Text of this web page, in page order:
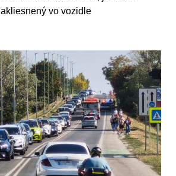
vo vozidle